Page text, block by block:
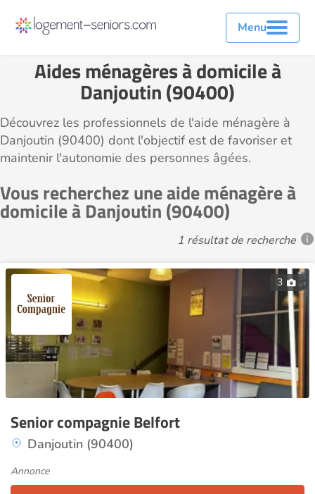
Menu
Aides ménagères à domicile à
Danjoutin (90400)
Découvrez les professionnels de l'aide ménagère à
Danjoutin (90400) dont l'objectif est de favoriser et
maintenir l'autonomie des personnes âgées.
Vous recherchez une aide ménagère à
domicile à Danjoutin (90400)
1 résultat de recherche
3
Senior compagnie Belfort
Danjoutin (90400)
Annonce